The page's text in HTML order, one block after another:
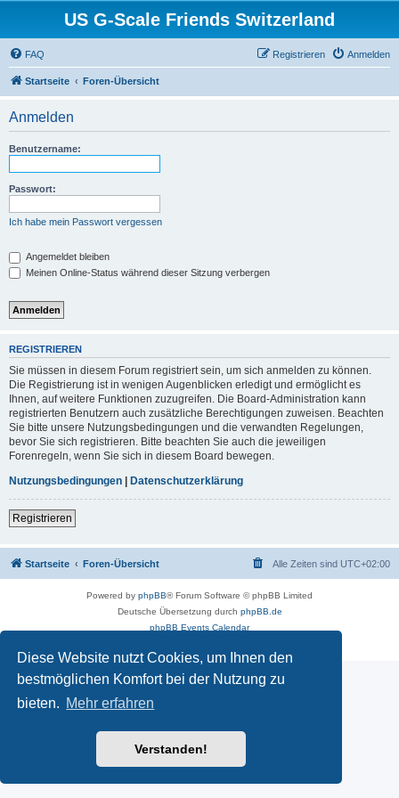
Diese Website nutzt Cookies, um Ihnen den
bestmöglichen Komfort bei der Nutzung zu
bieten. Mehr erfahren
Verstanden!
US G-Scale Friends Switzerland
FAQ Anmelden
Registrieren
Startseite Foren-Übersicht
Anmelden
Benutzername:
Passwort:
Ich habe mein Passwort vergessen
Angemeldet bleiben
Meinen Online-Status während dieser Sitzung verbergen
REGISTRIEREN
Sie müssen in diesem Forum registriert sein, um sich anmelden zu können.
Die Registrierung ist in wenigen Augenblicken erledigt und ermöglicht es
Ihnen, auf weitere Funktionen zuzugreifen. Die Board-Administration kann
registrierten Benutzern auch zusätzliche Berechtigungen zuweisen. Beachten
Sie bitte unsere Nutzungsbedingungen und die verwandten Regelungen,
bevor Sie sich registrieren. Bitte beachten Sie auch die jeweiligen
Forenregeln, wenn Sie sich in diesem Board bewegen.
Nutzungsbedingungen | Datenschutzerklärung
Registrieren
Startseite Foren-Übersicht Alle Zeiten sind UTC+02:00
Powered by phpBB® Forum Software © phpBB Limited
Deutsche Übersetzung durch phpBB.de
phpBB Events Calendar